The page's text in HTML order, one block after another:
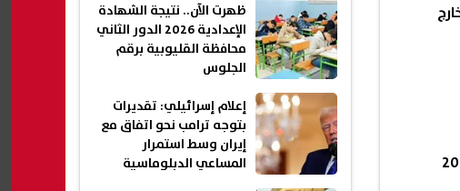
ظهرت الآن.. نتيجة الشهادة
الإعدادية 2026 الدور الثاني
محافظة القليوبية برقم
الجلوس
إعلام إسرائيلي: تقديرات
بتوجه ترامب نحو اتفاق مع
إيران وسط استمرار
المساعي الدبلوماسية